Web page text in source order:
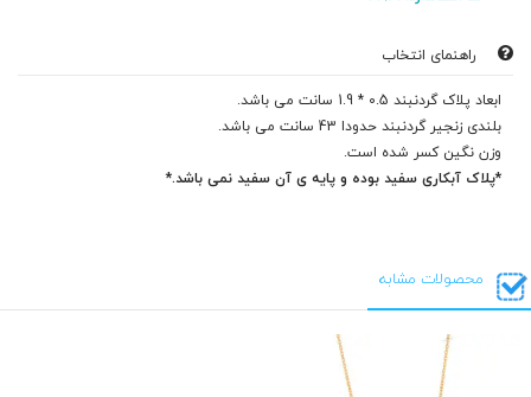
راهنمای انتخاب
ابعاد پلاک گردنبند 0.5 * 1.9 سانت می باشد.
بلندی زنجیر گردنبند حدودا 43 سانت می باشد.
وزن نگین کسر شده است.
*پلاک آبکاری سفید بوده و پایه ی آن سفید نمی باشد.*
محصولات مشابه